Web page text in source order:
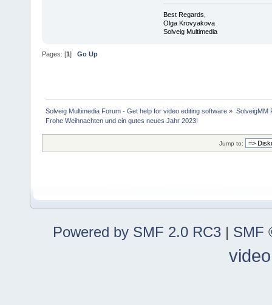
Best Regards,
Olga Krovyakova
Solveig Multimedia
Pages: [1] Go Up
Solveig Multimedia Forum - Get help for video editing software » SolveigMM
Frohe Weihnachten und ein gutes neues Jahr 2023!
Jump to:
Powered by SMF 2.0 RC3 | SMF